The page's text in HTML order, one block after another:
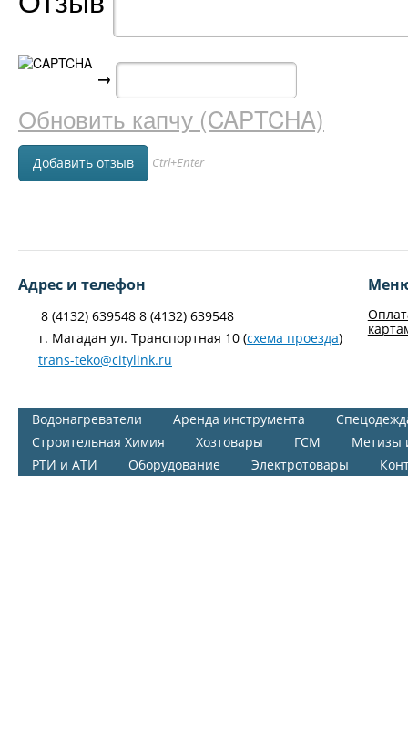
→
Обновить капчу (CAPTCHA)
Ctrl+Enter
Адрес и телефон
8 (4132) 639548 8 (4132) 639548
г. Магадан ул. Транспортная 10 (схема проезда)
trans-teko@citylink.ru
Водонагреватели Аренда инструмента
Строительная Химия
Хозтовары ГСМ
Метизы
РТИ и АТИ
Оборудование Электротовары